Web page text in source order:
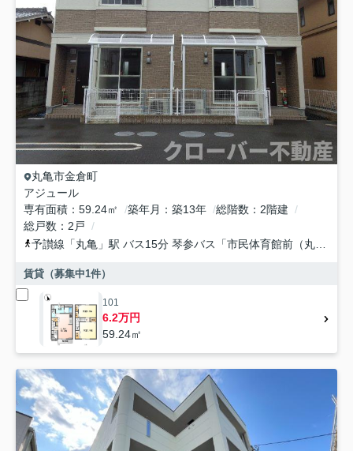
丸亀市金倉町
アジュール
専有面積
59.24㎡ 築年月 築13年 総階数
2階建
総戸数
2戸
予讃線 「丸亀 」駅 バス15分 琴参バス「市民体育館前（丸亀市）」 停歩13分
賃貸（募集中1件）
101
6.2万円
59.24㎡